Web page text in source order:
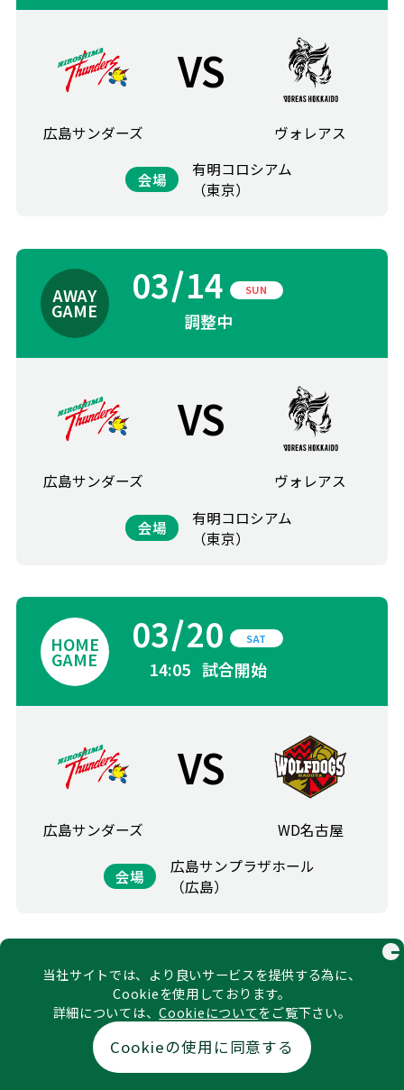
当社サイトでは、より良いサービスを提供する為に、
Cookieを使用しております。
詳細については、Cookieについてをご覧下さい。
Cookieの使用に同意する
広島サンダーズ
VS
ヴォレアス
会場
有明コロシアム
（東京）
03 14 SUN
調整中
広島サンダーズ
VS
ヴォレアス
会場
有明コロシアム
（東京）
03 20 SAT
14:05 試合開始
広島サンダーズ
VS
WD名古屋
会場
広島サンプラザホール
（広島）
03 21 SUN
14:05 試合開始
チケットNAVI